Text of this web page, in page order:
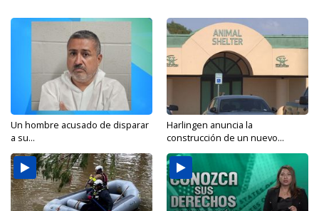
Un hombre acusado de disparar
a su...
Harlingen anuncia la
construcción de un nuevo...